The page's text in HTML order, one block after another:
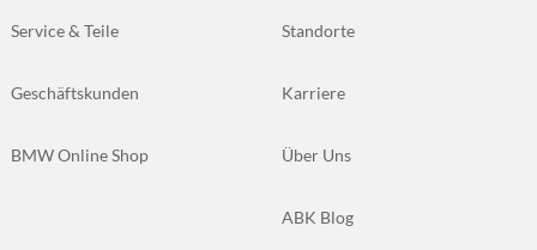
Service & Teile
Geschäftskunden
BMW Online Shop
Standorte
Karriere
Über Uns
ABK Blog